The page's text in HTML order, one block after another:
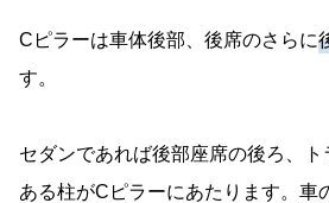
Cピラーは車体後部、後席のさらに
す。
セダンであれば後部座席の後ろ、
ある柱がCピラーにあたります。車